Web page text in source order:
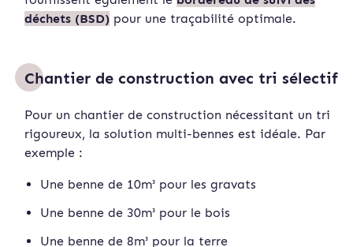
déchets (BSD) pour une traçabilité optimale.
Chantier de construction avec tri sélectif
Pour un chantier de construction nécessitant un tri
rigoureux, la solution multi-bennes est idéale. Par
exemple :
Une benne de 10m³ pour les gravats
Une benne de 30m³ pour le bois
Une benne de 8m³ pour la terre